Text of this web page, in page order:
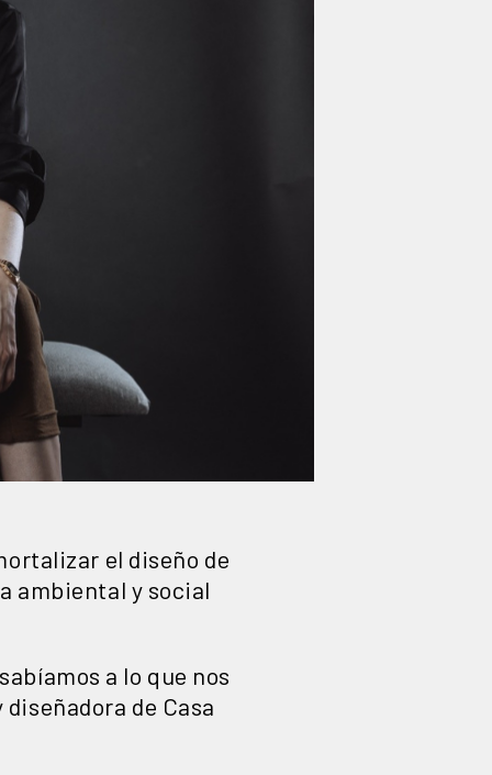
el diseño de
ambiental y social
a lo que nos
de Casa